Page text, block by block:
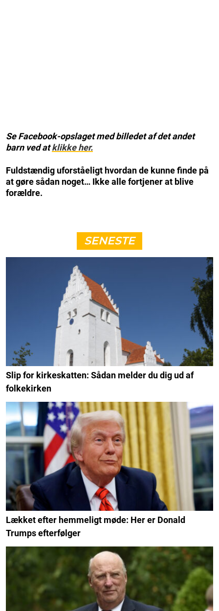
Se Facebook-opslaget med billedet af det andet
barn ved atklikke her.
Fuldstændig uforståeligt hvordan de kunne finde på
at gøre sådan noget… Ikke alle fortjener at blive
forældre.
SENESTE
Slip for kirkeskatten: Sådan melder du dig ud af
folkekirken
Lækket efter hemmeligt møde: Her er Donald
Trumps efterfølger